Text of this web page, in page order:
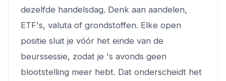
dezelfde handelsdag. Denk aan aandelen,
ETF's, valuta of grondstoffen. Elke open
positie sluit je vóór het einde van de
beurssessie, zodat je 's avonds geen
blootstelling meer hebt. Dat onderscheidt het